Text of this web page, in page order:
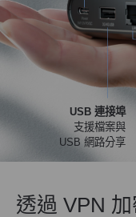
USB 連接埠
支援檔案與
USB 網路分享
透過 VPN 加